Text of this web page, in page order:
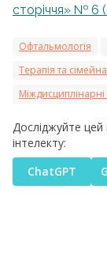
сторіччя» № 6
Офтальмологія
Терапія та
Досліджуйте
інтелекту:
ChatGPT